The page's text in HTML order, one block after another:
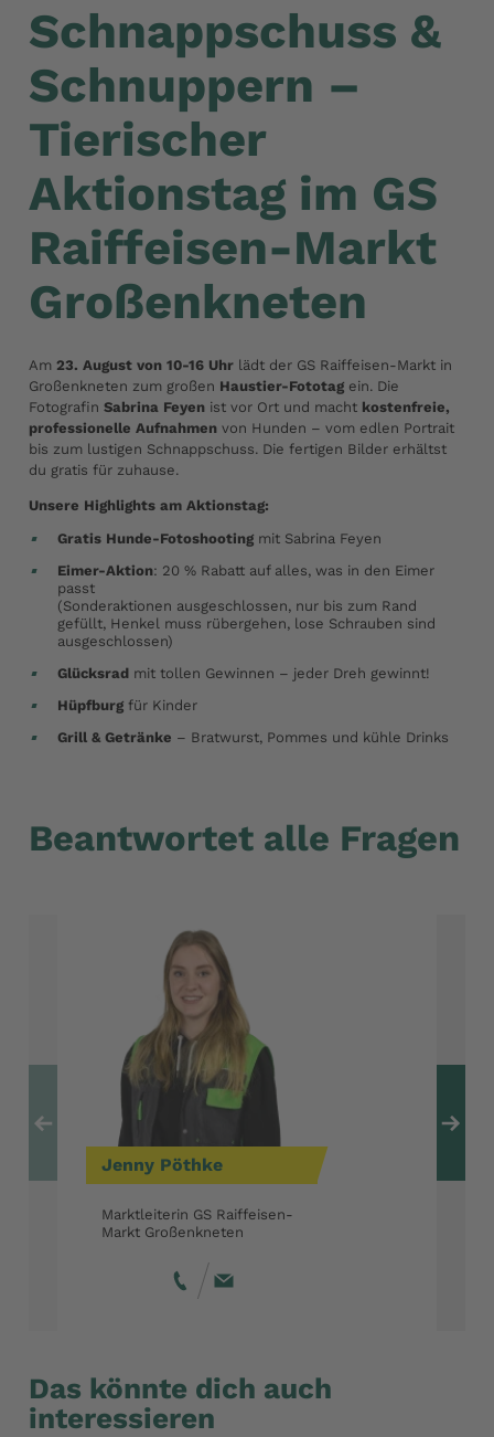
Schnappschuss &
Schnuppern –
Tierischer
Aktionstag im GS
Raiffeisen-Markt
Großenkneten
Am23. August von 10-16 Uhr lädt der GS Raiffeisen-Markt in
Großenkneten zum großen Haustier-Fototag ein. Die
FotografinSabrina Feyen ist vor Ort und macht kostenfreie,
professionelle Aufnahmen von Hunden – vom edlen Portrait
bis zum lustigen Schnappschuss. Die fertigen Bilder erhältst
du gratis für zuhause.
Unsere Highlights am Aktionstag:
Gratis Hunde-Fotoshooting mit Sabrina Feyen
Eimer-Aktion: 20 % Rabatt auf alles, was in den Eimer
passt
(Sonderaktionen ausgeschlossen, nur bis zum Rand
gefüllt, Henkel muss rübergehen, lose Schrauben sind
ausgeschlossen)
Glücksrad mit tollen Gewinnen – jeder Dreh gewinnt!
Hüpfburg für Kinder
Grill & Getränke – Bratwurst, Pommes und kühle Drinks
Beantwortet alle Fragen
Jenny Pöthke
Marktleiterin GS Raiffeisen-
Markt Großenkneten
Zum vorherigen
Das könnte dich auch
interessieren